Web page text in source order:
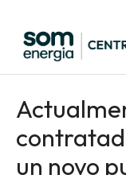
un novo